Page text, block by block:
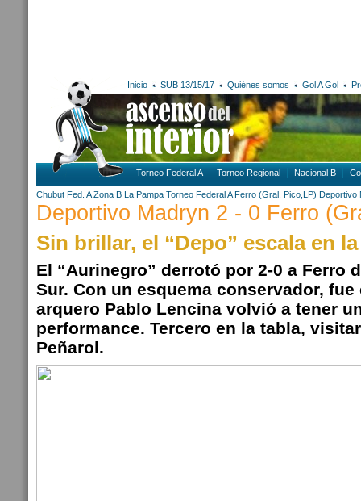
Inicio SUB 13/15/17 Quiénes somos Gol A Gol
Torneo Federal A Torneo Regional Nacional B
Chubut Fed. A Zona B La Pampa Torneo Federal A Ferro (Gral. Pico,LP) Deportivo
Deportivo Madryn 2 - 0 Ferro
Sin brillar, el “Depo” escala en
El “Aurinegro” derrotó por 2-0 a Ferro
Sur. Con un esquema conservador, fue
arquero Pablo Lencina volvió a tener
performance. Tercero en la tabla,
Peñarol.